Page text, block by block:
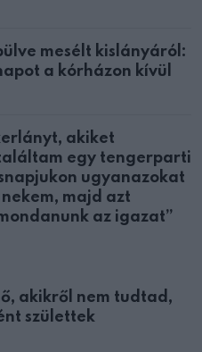
mesélt kislányáról:
a kórházon kívül
akiket
egy tengerparti
ugyanazokat
majd azt
az igazat”
akikről nem tudtad,
születtek